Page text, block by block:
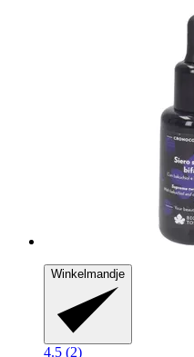
Winkelmandje
4.5 (2)